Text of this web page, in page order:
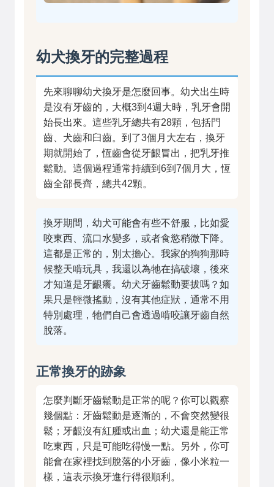
幼犬換牙的完整過程
先來聊聊幼犬換牙是怎麼回事。幼犬出生時
是沒有牙齒的，大概3到4週大時，乳牙會開
始長出來。這些乳牙總共有28顆，包括門
齒、犬齒和臼齒。到了3個月大左右，換牙
期就開始了，恆齒會從牙齦冒出，把乳牙推
鬆動。這個過程通常持續到6到7個月大，恆
齒全部長齊，總共42顆。
換牙期間，幼犬可能會有些不舒服，比如愛
咬東西、流口水變多，或者食慾稍微下降。
這都是正常的，別太擔心。我家的狗狗那時
候整天啃玩具，我還以為牠在搞破壞，後來
才知道是牙齦癢。幼犬牙齒鬆動要拔嗎？如
果只是輕微搖動，沒有其他症狀，通常不用
特別處理，牠們自己會透過啃咬讓牙齒自然
脫落。
正常換牙的跡象
怎麼判斷牙齒鬆動是正常的呢？你可以觀察
幾個點：牙齒鬆動是逐漸的，不會突然變很
鬆；牙齦沒有紅腫或出血；幼犬還是能正常
吃東西，只是可能吃得慢一點。另外，你可
能會在家裡找到脫落的小牙齒，像小米粒一
樣，這表示換牙進行得很順利。